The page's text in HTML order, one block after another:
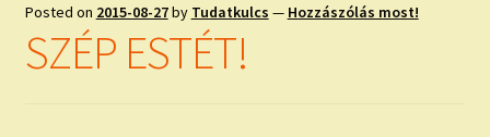
Posted on 2015-08-27by Tudatkulcs — Hozzászólás most!
SZÉP ESTÉT!